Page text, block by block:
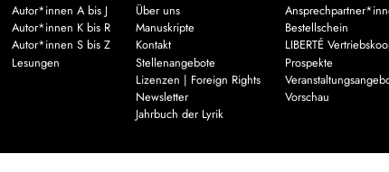
Autor*innen A bis J
Autor*innen K bis R
Autor*innen S bis Z
Lesungen
Über uns
Manuskripte
Kontakt
Stellenangebote
Lizenzen | Foreign Rights
Newsletter
Jahrbuch der Lyrik
Bestellschein
LIBERTÉ
Prospekte
Vorschau